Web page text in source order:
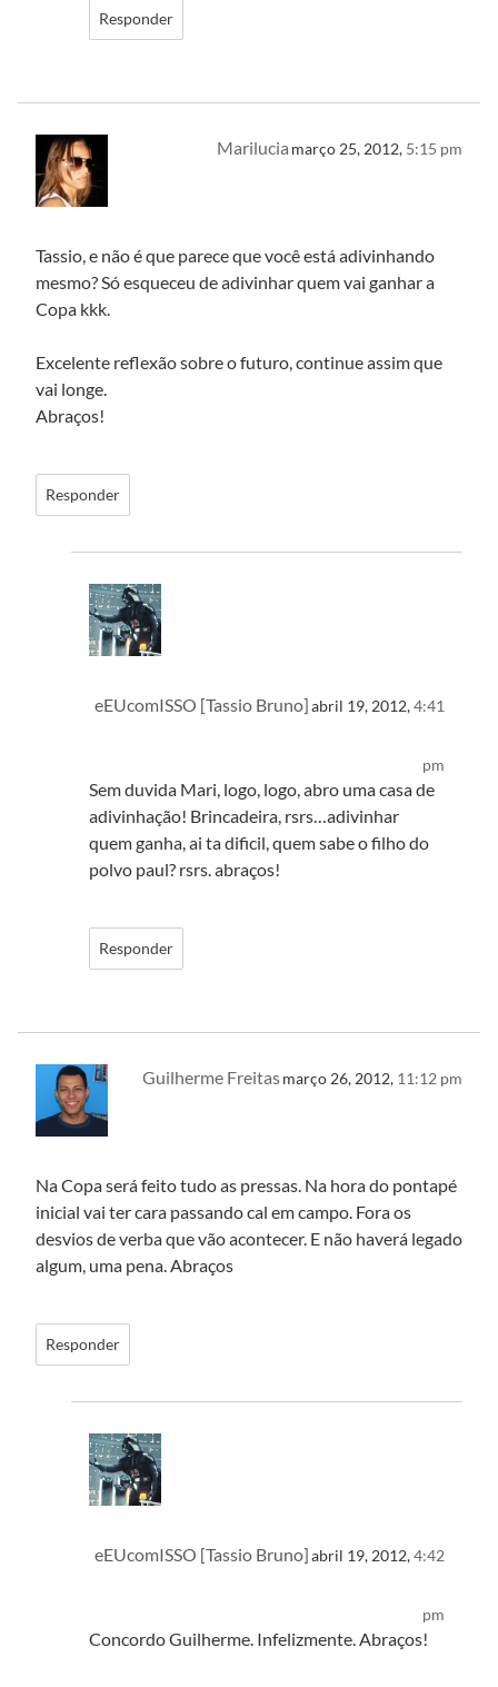
Responder
Marilucia março 25, 2012, 5:15 pm
Tassio, e não é que parece que você está adivinhando
mesmo? Só esqueceu de adivinhar quem vai ganhar a
Copa kkk.
Excelente reflexão sobre o futuro, continue assim que
vai longe.
Abraços!
Responder
eEUcomISSO [Tassio Bruno]abril 19, 2012,4:41
pm
Sem duvida Mari, logo, logo, abro uma casa de
adivinhação! Brincadeira, rsrs…adivinhar
quem ganha, ai ta dificil, quem sabe o filho do
polvo paul? rsrs. abraços!
Responder
Guilherme Freitasmarço 26, 2012, 11:12 pm
Na Copa será feito tudo as pressas. Na hora do pontapé
inicial vai ter cara passando cal em campo. Fora os
desvios de verba que vão acontecer. E não haverá legado
algum, uma pena. Abraços
Responder
eEUcomISSO [Tassio Bruno]abril 19, 2012,4:42
pm
Concordo Guilherme. Infelizmente. Abraços!